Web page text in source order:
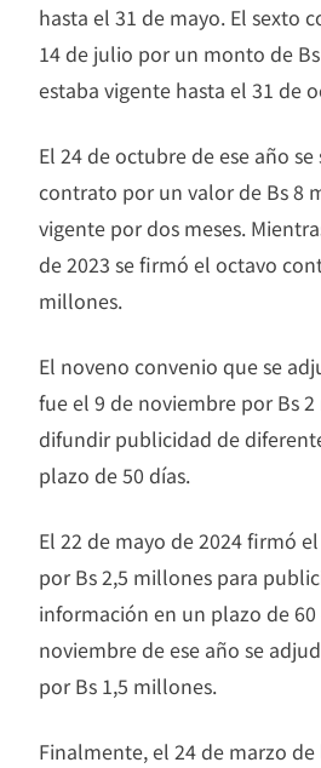
hasta el 31 de mayo. El sexto
14 de julio por un monto de
estaba vigente hasta el 31 de
El 24 de octubre de ese año
contrato por un valor de Bs 8
vigente por dos meses.
de 2023 se firmó el octavo
millones.
El noveno convenio que se
fue el 9 de noviembre por Bs
difundir publicidad de
plazo de 50 días.
El 22 de mayo de 2024 firmó
por Bs 2,5 millones para
información en un plazo de 60
noviembre de ese año se
por Bs 1,5 millones.
Finalmente, el 24 de marzo